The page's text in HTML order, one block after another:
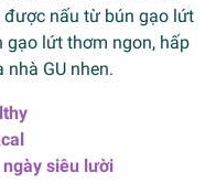
nấu từ bún gạo lứt
gạo lứt thơm ngon, hấp
GU nhen.
siêu lười